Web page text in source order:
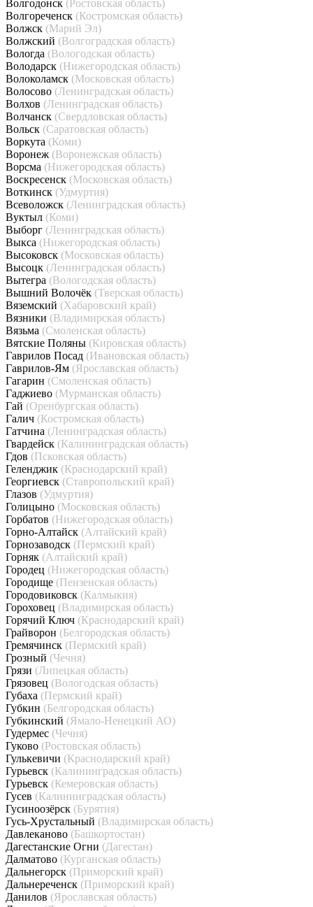
Волгодонск (Ростовская область)
Волгореченск (Костромская область)
Волжск (Марий Эл)
Волжский (Волгоградская область)
Вологда (Вологодская область)
Володарск (Нижегородская область)
Волоколамск (Московская область)
Волосово (Ленинградская область)
Волхов (Ленинградская область)
Волчанск (Свердловская область)
Вольск (Саратовская область)
Воркута (Коми)
Воронеж (Воронежская область)
Ворсма (Нижегородская область)
Воскресенск (Московская область)
Воткинск (Удмуртия)
Всеволожск (Ленинградская область)
Вуктыл (Коми)
Выборг (Ленинградская область)
Выкса (Нижегородская область)
Высоковск (Московская область)
Высоцк (Ленинградская область)
Вытегра (Вологодская область)
Вышний Волочёк (Тверская область)
Вяземский (Хабаровский край)
Вязники (Владимирская область)
Вязьма (Смоленская область)
Вятские Поляны (Кировская область)
Гаврилов Посад (Ивановская область)
Гаврилов-Ям (Ярославская область)
Гагарин (Смоленская область)
Гаджиево (Мурманская область)
Гай (Оренбургская область)
Галич (Костромская область)
Гатчина (Ленинградская область)
Гвардейск (Калининградская область)
Гдов (Псковская область)
Геленджик (Краснодарский край)
Георгиевск (Ставропольский край)
Глазов (Удмуртия)
Голицыно (Московская область)
Горбатов (Нижегородская область)
Горно-Алтайск (Алтайский край)
Горнозаводск (Пермский край)
Горняк (Алтайский край)
Городец (Нижегородская область)
Городище (Пензенская область)
Городовиковск (Калмыкия)
Гороховец (Владимирская область)
Горячий Ключ (Краснодарский край)
Грайворон (Белгородская область)
Гремячинск (Пермский край)
Грозный (Чечня)
Грязи (Липецкая область)
Грязовец (Вологодская область)
Губаха (Пермский край)
Губкин (Белгородская область)
Губкинский (Ямало-Ненецкий АО)
Гудермес (Чечня)
Гуково (Ростовская область)
Гулькевичи (Краснодарский край)
Гурьевск (Калининградская область)
Гурьевск (Кемеровская область)
Гусев (Калининградская область)
Гусиноозёрск (Бурятия)
Гусь-Хрустальный (Владимирская область)
Давлеканово (Башкортостан)
Дагестанские Огни (Дагестан)
Далматово (Курганская область)
Дальнегорск (Приморский край)
Дальнереченск (Приморский край)
Данилов (Ярославская область)